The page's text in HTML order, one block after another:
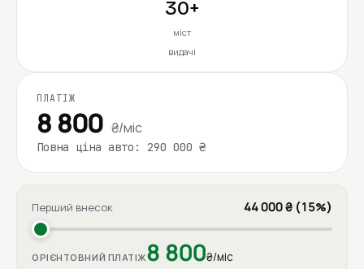
30+
міст
видачі
ПЛАТІЖ
8 800 ₴/міс
Повна ціна авто: 290 000 ₴
Перший внесок 44 000 ₴ (15%)
ОРІЄНТОВНИЙ ПЛАТІЖ8 800₴/міс